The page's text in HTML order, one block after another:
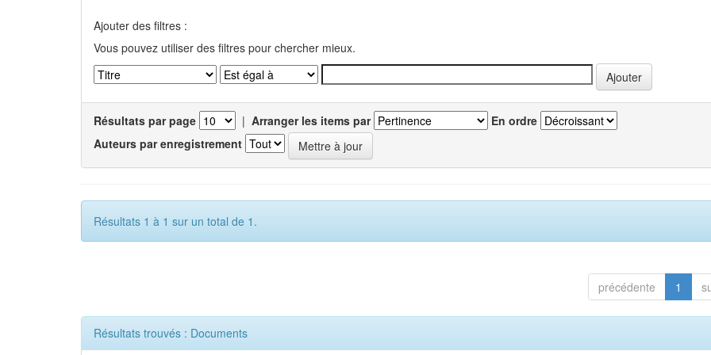
Ajouter des filtres :
Vous pouvez utiliser des filtres pour chercher mieux.
Résultats par page | Arranger les items par
En ordre
Auteurs par enregistrement
Résultats 1 à 1 sur un total de 1.
précédente 1
Résultats trouvés : Documents